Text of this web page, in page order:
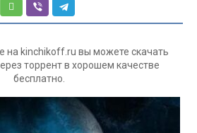
на kinchikoff.ru вы можете скачать
торрент в хорошем качестве
бесплатно.